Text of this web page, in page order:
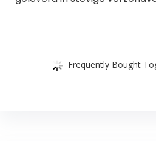
Frequently Bought